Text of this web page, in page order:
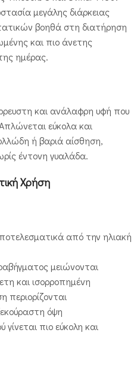
μεγάλης διάρκειας
βοηθά στη διατήρηση
και πιο άνετης
ημέρας.
και ανάλαφρη υφή που
εύκολα και
ή βαριά αίσθηση,
έντονη γυαλάδα.
Χρήση
από την ηλιακή
μειώνονται
και ισορροπημένη
περιορίζονται
όψη
πιο εύκολη και